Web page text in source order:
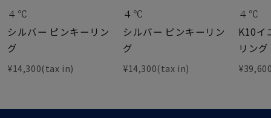
４℃
シルバー ピンキーリン
グ
¥14,300(tax in)
４℃
シルバー ピンキーリン
グ
¥14,300(tax in)
４℃
K10イ
リング